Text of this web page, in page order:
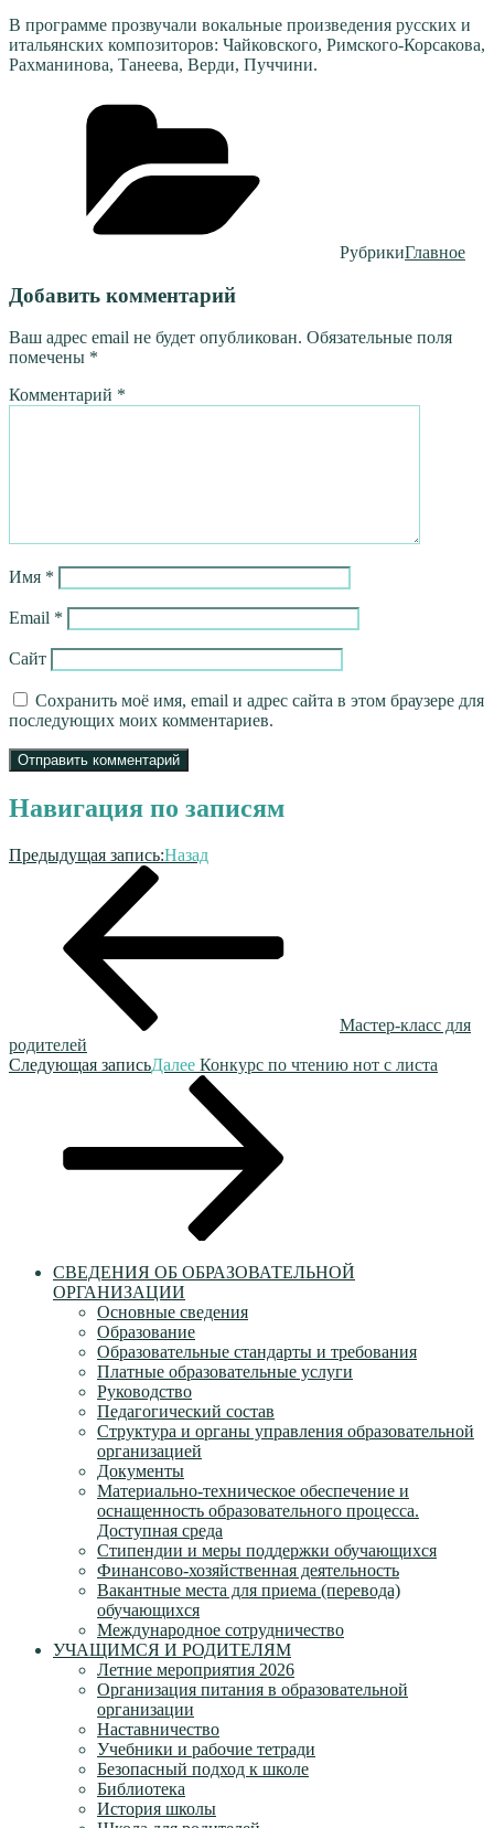
В программе прозвучали вокальные произведения русских и
итальянских композиторов: Чайковского, Римского-Корсакова,
Рахманинова, Танеева, Верди, Пуччини.
РубрикиГлавное
Добавить комментарий
Ваш адрес email не будет опубликован. Обязательные поля
помечены *
Комментарий *
Имя *
Email *
Сайт
Сохранить моё имя, email и адрес сайта в этом браузере для
последующих моих комментариев.
Навигация по записям
Предыдущая запись:Назад
Мастер-класс для
родителей
Следующая записьДалее Конкурс по чтению нот с листа
СВЕДЕНИЯ ОБ ОБРАЗОВАТЕЛЬНОЙ
ОРГАНИЗАЦИИ
Основные сведения
Образование
Образовательные стандарты и требования
Платные образовательные услуги
Руководство
Педагогический состав
Структура и органы управления образовательной
организацией
Документы
Материально-техническое обеспечение и
оснащенность образовательного процесса.
Доступная среда
Стипендии и меры поддержки обучающихся
Финансово-хозяйственная деятельность
Вакантные места для приема (перевода)
обучающихся
Международное сотрудничество
УЧАЩИМСЯ И РОДИТЕЛЯМ
Летние мероприятия 2026
Организация питания в образовательной
организации
Наставничество
Учебники и рабочие тетради
Безопасный подход к школе
Библиотека
История школы